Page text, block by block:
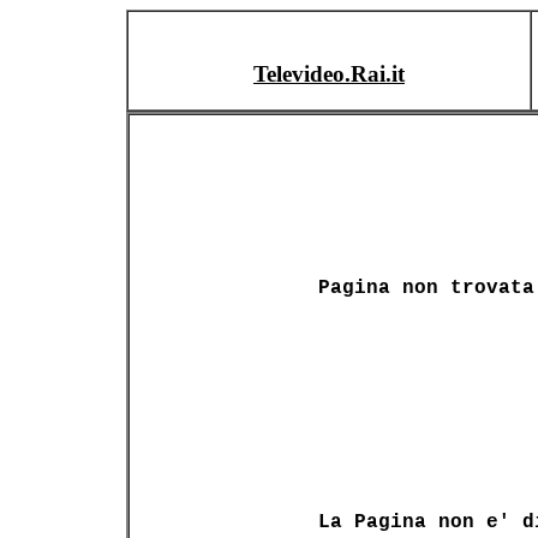
Televideo.Rai.it
Pagina non trovata
La Pagina non e'